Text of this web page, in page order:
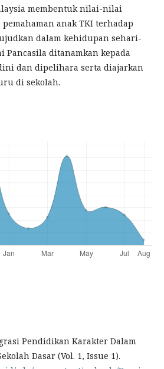
membentuk nilai-nilai
anak TKI terhadap
dalam kehidupan sehari-
ditanamkan kepada
dan dipelihara serta diajarkan
di sekolah.
Pendidikan Karakter Dalam
Dasar (Vol. 1, Issue 1).